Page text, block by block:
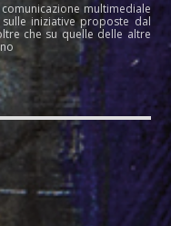
multimediale
iniziative proposte dal
che su quelle delle altre